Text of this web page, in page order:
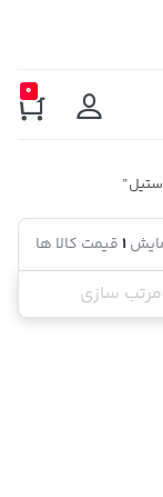
0
1قیمت کالا ها
مرتب سازی